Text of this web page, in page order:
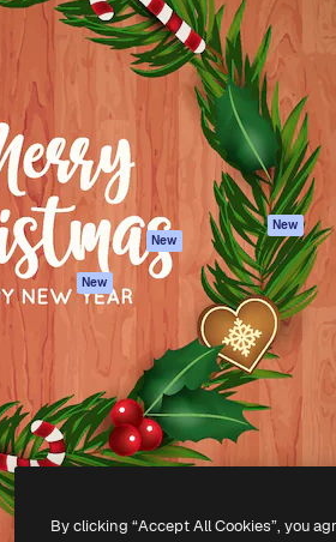
Spaces
Assistente de IA
Gerador de
imagens
Gerador de vídeos
Texto para voz
Conteúdo de stock
MCP para
Claude/ChatGPT
New
Agentes New
API
App móvel
Todas as
ferramentas
Academy
Documentação
Atendimento
Termos e
condições
Política de
privacidade
Originais New
Política de
Central de
confiabilidade
Afiliados
Empresas
Todos os direitos reservados.
By clicking “Accept All Cookies”, you